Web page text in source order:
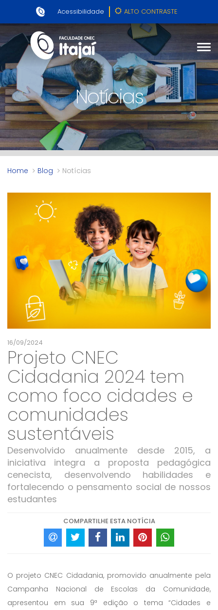
Acessibilidade ALTO CONTRASTE
Notícias
Home Blog Notícias
16/09/2024
Projeto CNEC
Cidadania 2024 tem
como foco cidades e
comunidades
sustentáveis
Desenvolvido anualmente desde 2015, a
iniciativa integra a proposta pedagógica
cenecista, desenvolvendo habilidades e
fortalecendo o pensamento social de nossos
estudantes
COMPARTILHE ESTA NOTÍCIA
O projeto CNEC Cidadania, promovido anualmente pela
Campanha Nacional de Escolas da Comunidade,
apresentou em sua 9ª edição o tema “Cidades e